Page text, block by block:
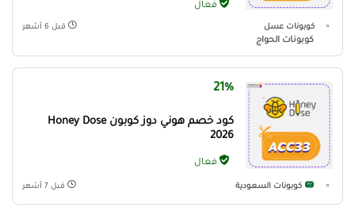
فعال
كوبونات عسل
كوبونات الحواج
قبل 6 أشهر
21%
كود خصم هوني دوز كوبون Honey Dose
2026
فعال
كوبونات السعودية قبل 7 أشهر